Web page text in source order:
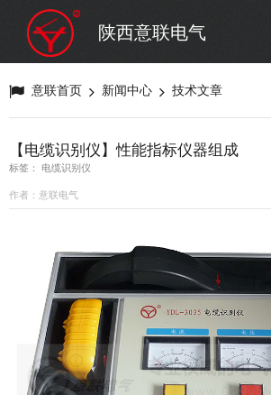
蓄电池测试仪器/直流系统
自动化
陕西意联电气
意联首页 新闻中心 技术文章
【电缆识别仪】性能指标仪器组成
标签： 电缆识别仪
作者：意联电气